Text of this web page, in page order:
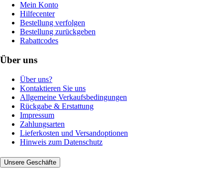
Mein Konto
Hilfecenter
Bestellung verfolgen
Bestellung zurückgeben
Rabattcodes
Über uns
Über uns?
Kontaktieren Sie uns
Allgemeine Verkaufsbedingungen
Rückgabe & Erstattung
Impressum
Zahlungsarten
Lieferkosten und Versandoptionen
Hinweis zum Datenschutz
Unsere Geschäfte